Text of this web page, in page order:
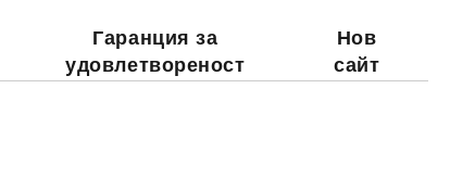
Гаранция за
удовлетвореност
Нов
сайт